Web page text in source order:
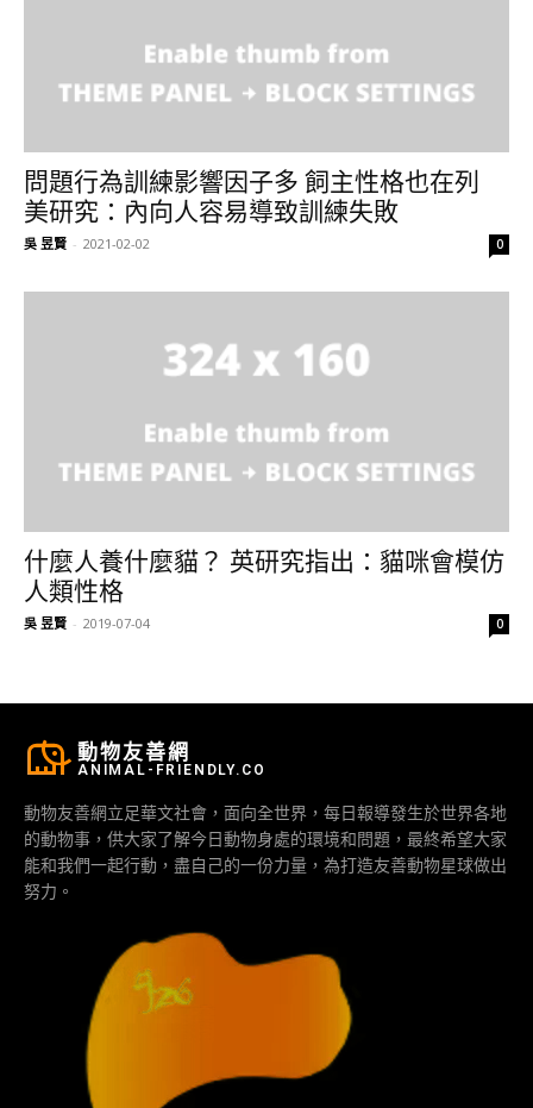
問題行為訓練影響因子多 飼主性格也在列
美研究：內向人容易導致訓練失敗
吳 昱賢 - 2021-02-02 0
什麼人養什麼貓？ 英研究指出：貓咪會模仿
人類性格
吳 昱賢 - 2019-07-04 0
動物友善網
ANIMAL-FRIENDLY.CO
動物友善網立足華文社會，面向全世界，每日報導發生於世界各地
的動物事，供大家了解今日動物身處的環境和問題，最終希望大家
能和我們一起行動，盡自己的一份力量，為打造友善動物星球做出
努力。